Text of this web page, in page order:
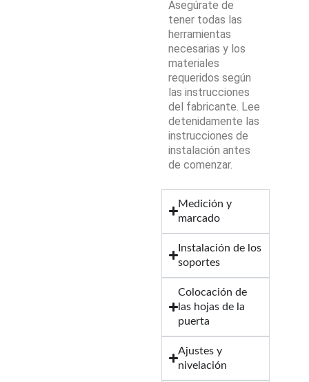
Asegúrate de
tener todas las
herramientas
necesarias y los
materiales
requeridos según
las instrucciones
del fabricante. Lee
detenidamente las
instrucciones de
instalación antes
de comenzar.
Medición y
marcado
Instalación de los
soportes
Colocación de
las hojas de la
puerta
Ajustes y
nivelación